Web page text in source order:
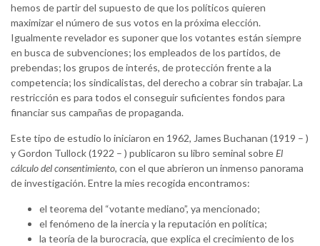
hemos de partir del supuesto de que los políticos quieren
maximizar el número de sus votos en la próxima elección.
Igualmente revelador es suponer que los votantes están siempre
en busca de subvenciones; los empleados de los partidos, de
prebendas; los grupos de interés, de protección frente a la
competencia; los sindicalistas, del derecho a cobrar sin trabajar. La
restricción es para todos el conseguir suficientes fondos para
financiar sus campañas de propaganda.
Este tipo de estudio lo iniciaron en 1962, James Buchanan (1919 – )
y Gordon Tullock (1922 – ) publicaron su libro seminal sobreEl
cálculo del consentimiento, con el que abrieron un inmenso panorama
de investigación. Entre la mies recogida encontramos:
el teorema del “votante mediano”, ya mencionado;
el fenómeno de la inercia y la reputación en política;
la teoría de la burocracia, que explica el crecimiento de los